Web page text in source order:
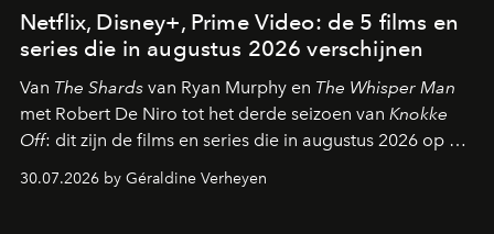
Netflix, Disney+, Prime Video: de 5 films en
series die in augustus 2026 verschijnen
Van The Shards van Ryan Murphy en The Whisper Man
met Robert De Niro tot het derde seizoen van Knokke
Off: dit zijn de films en series die in augustus 2026 op de
streamingplatformen verschijnen.
30.07.2026 by Géraldine Verheyen